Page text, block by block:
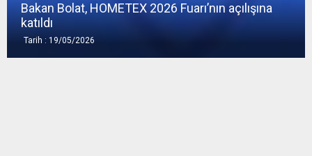
ABakan Bolat, HOMETEX 2026 Fuarı’nın açılışına
katıldı
Tarih : 19/05/2026